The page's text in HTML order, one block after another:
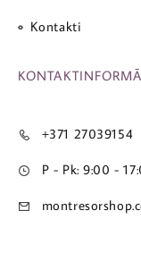
Kontakti
+371 27039154
P - Pk: 9:00 -